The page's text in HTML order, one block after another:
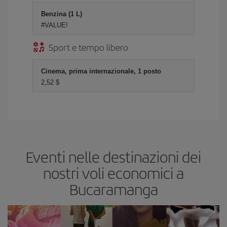
Benzina (1 L)
#VALUE!
Sport e tempo libero
Cinema, prima internazionale, 1 posto
2,52 $
Eventi nelle destinazioni dei
nostri voli economici a
Bucaramanga